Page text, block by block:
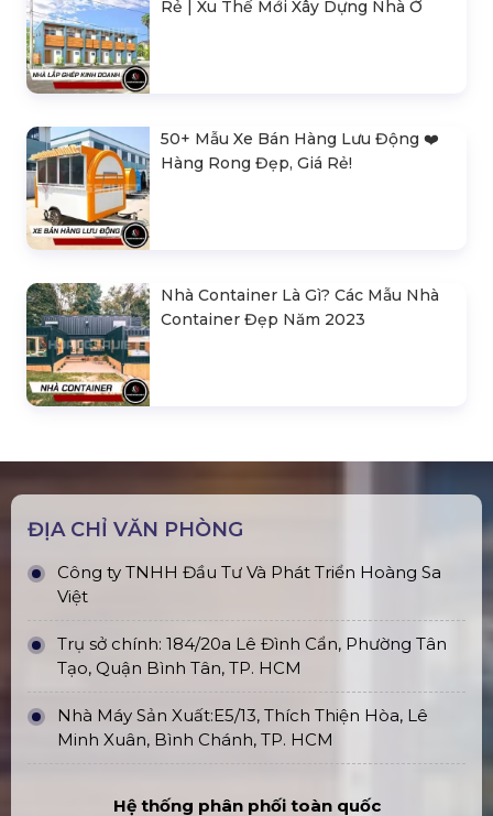
Rẻ | Xu Thế Mới Xây Dựng Nhà Ở
50+ Mẫu Xe Bán Hàng Lưu Động ❤️️
Hàng Rong Đẹp, Giá Rẻ!
Nhà Container Là Gì? Các Mẫu Nhà
Container Đẹp Năm 2023
ĐỊA CHỈ VĂN PHÒNG
Công ty TNHH Đầu Tư Và Phát Triển Hoàng Sa
Việt
Trụ sở chính: 184/20a Lê Đình Cẩn, Phường Tân
Tạo, Quận Bình Tân, TP. HCM
Nhà Máy Sản Xuất:E5/13, Thích Thiện Hòa, Lê
Minh Xuân, Bình Chánh, TP. HCM
Hệ thống phân phối toàn quốc